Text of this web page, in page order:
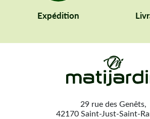
Expédition
29 rue des Genêts,
42170 Saint-Just-Saint-